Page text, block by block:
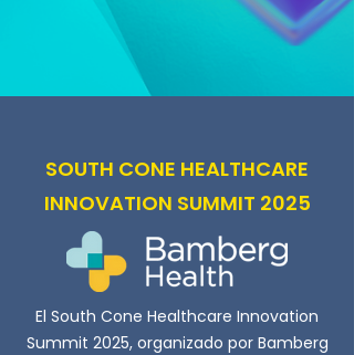
SOUTH CONE HEALTHCARE
INNOVATION SUMMIT 2025
El South Cone Healthcare Innovation
Summit 2025, organizado por Bamberg